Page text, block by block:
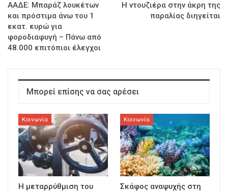
ΑΑΔΕ: Μπαράζ λουκέτων
και πρόστιμα άνω του 1
εκατ. ευρώ για
φοροδιαφυγή – Πάνω από
48.000 επιτόπιοι έλεγχοι
Η ντουζιέρα στην άκρη της
παραλίας διηγείται
Μπορεί επίσης να σας αρέσει
Κοινωνία
Η μεταρρύθμιση του
Κοινωνία
Σκάφος αναψυχής στη